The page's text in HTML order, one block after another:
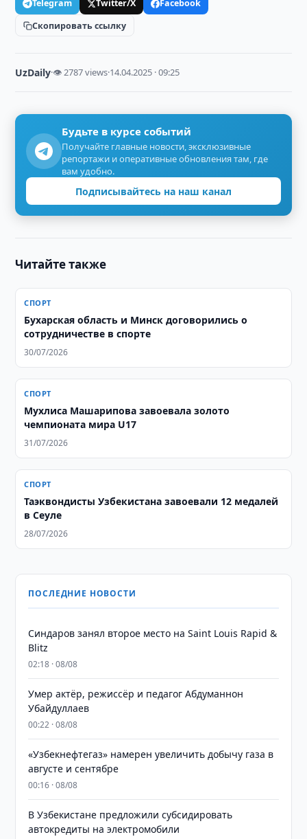
Telegram Twitter/X
Facebook
Скопировать ссылку
UzDaily·👁 2787 views·14.04.2025 · 09:25
Будьте в курсе событий
Получайте главные новости, эксклюзивные
репортажи и оперативные обновления там, где
вам удобно.
Подписывайтесь на наш канал
Читайте также
СПОРТ
Бухарская область и Минск договорились о
сотрудничестве в спорте
30/07/2026
СПОРТ
Мухлиса Машарипова завоевала золото
чемпионата мира U17
31/07/2026
СПОРТ
Таэквондисты Узбекистана завоевали 12 медалей
в Сеуле
28/07/2026
ПОСЛЕДНИЕ НОВОСТИ
Синдаров занял второе место на Saint Louis Rapid &
Blitz
02:18 · 08/08
Умер актёр, режиссёр и педагог Абдуманнон
Убайдуллаев
00:22 · 08/08
«Узбекнефтегаз» намерен увеличить добычу газа в
августе и сентябре
00:16 · 08/08
В Узбекистане предложили субсидировать
автокредиты на электромобили